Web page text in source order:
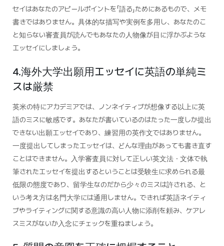
セイはあなたのアピールポイントを「語る」ためにあるもので、メモ
書きではありません。具体的な描写や実例を多用し、あなたのこ
と知らない審査員が読んでもあなたの人物像が目に浮かぶような
エッセイにしましょう。
4.海外大学出願用エッセイに英語の単純ミ
スは厳禁
英米の特にアカデミアでは、ノンネイティブが想像する以上に英
語のミスに敏感です。あなたが書いているのはたった一度しか提出
できない出願エッセイであり、練習用の英作文ではありません。
一度提出してしまったエッセイは、どんな理由があっても書き直す
ことはできません。入学審査員に対して正しい英文法・文体で執
筆されたエッセイを提出するということは受験生に求められる最
低限の態度であり、留学生なのだから少々のミスは許される、と
いう考え方は名門大学には通用しません。できれば英語ネイティ
ブやライティングに関する意識の高い人物に添削を頼み、ケアレ
スミスがないか入念にチェックを重ねましょう。